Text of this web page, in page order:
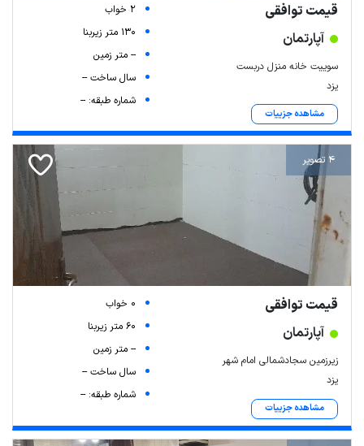
قیمت توافقی
آپارتمان
سوییت خانه منزل دربست
یزد
مشاهده جزییات
2 خواب
130 متر زیربنا
-- متر زمین
سال ساخت --
شماره طبقه: --
4 تصویر
قیمت توافقی
آپارتمان
زیرزمین سجادشمالی امام شهر
یزد
مشاهده جزییات
0 خواب
60 متر زیربنا
-- متر زمین
سال ساخت --
شماره طبقه: --